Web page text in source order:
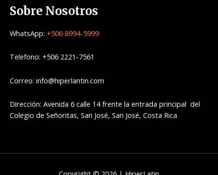
Sobre Nosotros
WhatsApp: +506 8994-5999
Telefono: +506 2221-7561
Correo: info@hiperlantin.com
Dirección: Avenida 6 calle 14 frente la entrada principal del
Colegio de Señoritas, San José, San José, Costa Rica